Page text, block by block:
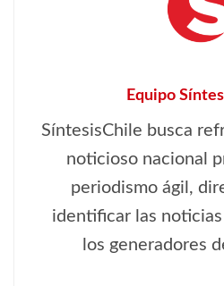
Equipo
SíntesisChile busca
noticioso nacional
periodismo ágil,
identificar las
los generadores